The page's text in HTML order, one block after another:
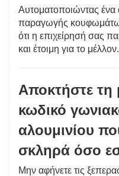
Αυτοματοποιώντας ένα
παραγωγής
ότι η επιχείρησή σας
και έτοιμη για το μέλλον.
Αποκτήστε τη
κωδικό
αλουμινίου
σκληρά όσο
Μην αφήνετε τις